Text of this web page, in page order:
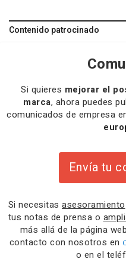
Contenido patrocinado
Si quieres mejorar el
marca, ahora puedes
comunicados de empresa
Envía tu
Si necesitas asesoramiento
tus notas de prensa o
más allá de la página
contacto con nosotros en
o en el